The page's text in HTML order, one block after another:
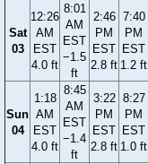
Sat
03
12:26
AM
EST
4.0 ft
8:01
AM
EST
−1.5
ft
2:46
PM
EST
2.8 ft
7:40
PM
EST
1.2 ft
Sun
04
1:18
AM
EST
4.0 ft
8:45
AM
EST
−1.4
ft
3:22
PM
EST
2.8 ft
8:27
PM
EST
1.0 ft